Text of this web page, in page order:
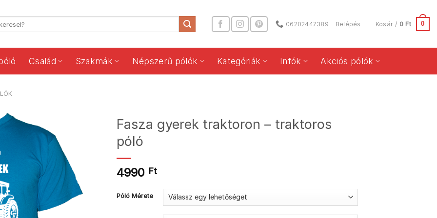
06202447389 Belépés Kosár / 0 Ft 0
Család Szakmák Népszerű pólók Kategóriák Infók Akciós pólók
Fasza gyerek traktoron – traktoros
póló
4990 Ft
Póló Mérete